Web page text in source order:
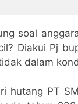
soal
Diakui Pj
dalam
hutang PT